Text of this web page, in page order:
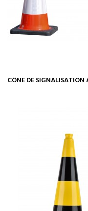
CÔNE DE SIGNALISATION